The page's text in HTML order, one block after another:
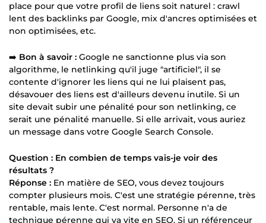
place pour que votre profil de liens soit naturel : crawl
lent des backlinks par Google, mix d'ancres optimisées et
non optimisées, etc.
➡️ Bon à savoir : Google ne sanctionne plus via son
algorithme, le netlinking qu'il juge "artificiel", il se
contente d'ignorer les liens qui ne lui plaisent pas,
désavouer des liens est d'ailleurs devenu inutile. Si un
site devait subir une pénalité pour son netlinking, ce
serait une pénalité manuelle. Si elle arrivait, vous auriez
un message dans votre Google Search Console.
Question : En combien de temps vais-je voir des
résultats ?
Réponse : En matière de SEO, vous devez toujours
compter plusieurs mois. C'est une stratégie pérenne, très
rentable, mais lente. C'est normal. Personne n'a de
technique pérenne qui va vite en SEO. Si un référenceur